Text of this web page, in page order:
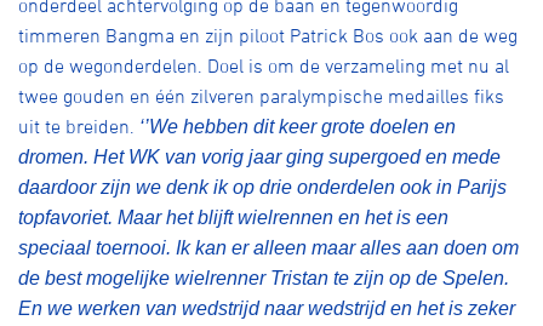
onderdeel achtervolging op de baan en tegenwoordig
timmeren Bangma en zijn piloot Patrick Bos ook aan de weg
op de wegonderdelen. Doel is om de verzameling met nu al
twee gouden en één zilveren paralympische medailles fiks
uit te breiden. ‘’We hebben dit keer grote doelen en
dromen. Het WK van vorig jaar ging supergoed en mede
daardoor zijn we denk ik op drie onderdelen ook in Parijs
topfavoriet. Maar het blijft wielrennen en het is een
speciaal toernooi. Ik kan er alleen maar alles aan doen om
de best mogelijke wielrenner Tristan te zijn op de Spelen.
En we werken van wedstrijd naar wedstrijd en het is zeker